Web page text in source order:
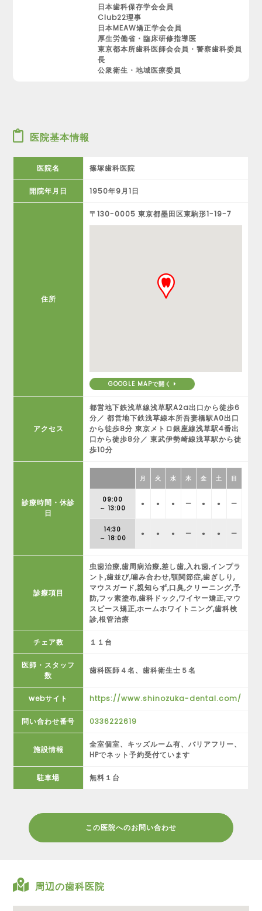
日本歯科保存学会会員
Club22理事
日本MEAW矯正学会会員
厚生労働省・臨床研修指導医
東京都本所歯科医師会会員・警察歯科委員
長
公衆衛生・地域医療委員
医院基本情報
医院名 篠塚歯科医院
開院年月日 1950年9月1日
住所
〒130-0005 東京都墨田区東駒形1-19-7
GOOGLE MAPで開く
アクセス
都営地下鉄浅草線浅草駅A2a出口から徒歩6
分／ 都営地下鉄浅草線本所吾妻橋駅A0出口
から徒歩8分 東京メトロ銀座線浅草駅4番出
口から徒歩8分／ 東武伊勢崎線浅草駅から徒
歩10分
診療時間・休診
日
月 火 水 木 金 土 日
09:00
～ 13:00
● ● ● ー ● ● ー
14:30
～ 18:00
● ● ● ー ● ● ー
診療項目
虫歯治療,歯周病治療,差し歯,入れ歯,インプラ
ント,歯並び,噛み合わせ,顎関節症,歯ぎしり,
マウスガード,親知らず,口臭,クリーニング,予
防,フッ素塗布,歯科ドック,ワイヤー矯正,マウ
スピース矯正,ホームホワイトニング,歯科検
診,根管治療
チェア数 １１台
医師・スタッフ
数
歯科医師４名、歯科衛生士５名
webサイト https://www.shinozuka-dental.com/
問い合わせ番号 0336222619
施設情報
全室個室、キッズルーム有、バリアフリー、
HPでネット予約受付ています
駐車場 無料１台
この医院へのお問い合わせ
周辺の歯科医院